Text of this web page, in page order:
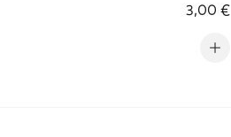
3,00 €